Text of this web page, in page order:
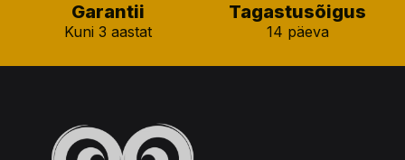
Garantii
Kuni 3 aastat
Tagastusõigus
14 päeva